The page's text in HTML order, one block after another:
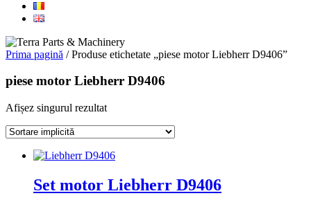
Prima pagină / Produse etichetate „piese motor Liebherr D9406”
piese motor Liebherr D9406
Afișez singurul rezultat
Set motor Liebherr D9406